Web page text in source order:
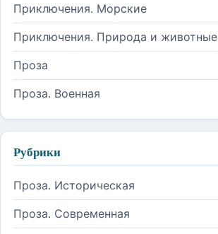
Приключения. Морские
Приключения. Природа и животные
Проза
Проза. Военная
Рубрики
Проза. Историческая
Проза. Современная